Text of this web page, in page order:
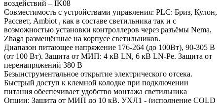
воздействий – IK08
Совместимость с устройствами управления: PLC: Бриз, Кулон,
Рассвет, Ambiot , как в составе светильника так и с
возможностью установки контроллеров через разъёмы Nema,
Zhaga размещённые на корпусе светильников.
Диапазон питающее напряжение 176-264 (до 100Вт), 90-305 В
(от 100 Вт). Защита от МИП: 4 кВ LN, 6 кВ LN-Pe. Защита от
перенапряжений 380 В
Безынструментальное открытие электрического отсека.
Быстрый доступ к клемной колодке при подключении
питания обеспечивает удобство монтажа светильника
Опции: Защита от МИП до 10 кВ, УХЛ1 - (исполнение COLD